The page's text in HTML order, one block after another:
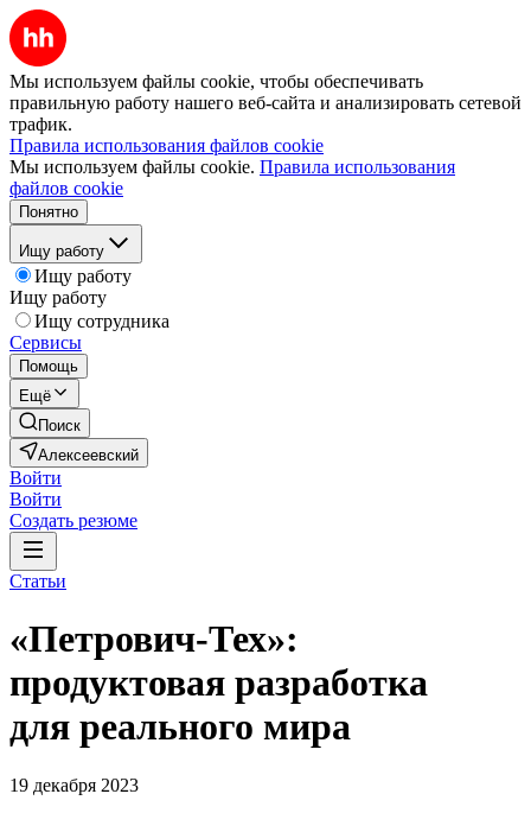
Мы используем файлы cookie, чтобы обеспечивать
правильную работу нашего веб-сайта и анализировать сетевой
трафик.
Правила использования файлов cookie
Мы используем файлы cookie. Правила использования
файлов cookie
Понятно
Ищу работу
Ищу работу
Ищу работу
Ищу сотрудника
Сервисы
Помощь
Ещё
Поиск
Алексеевский
Войти
Войти
Создать резюме
Статьи
«Петрович-Тех»:
продуктовая разработка
для реального мира
19 декабря 2023